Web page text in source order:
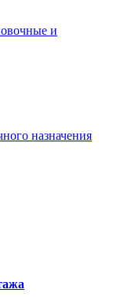
и
назначения